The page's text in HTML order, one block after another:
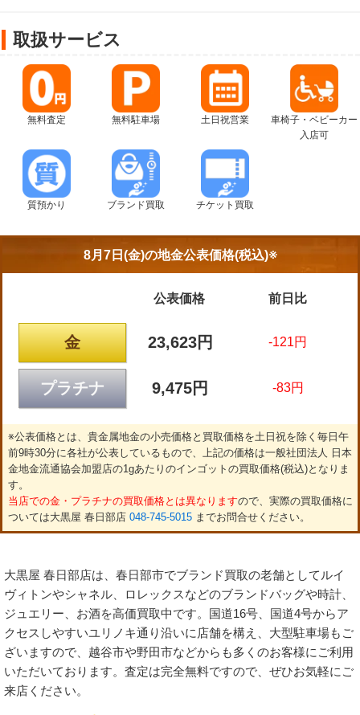
取扱サービス
無料査定 無料駐車場 土日祝営業
車椅子・ベビーカー
入店可
質預かり ブランド買取 チケット買取
8月7日(金)の地金公表価格(税込)※
公表価格 前日比
金 23,623円 -121円
プラチナ 9,475円 -83円
※公表価格とは、貴金属地金の小売価格と買取価格を土日祝を除く毎日午
前9時30分に各社が公表しているもので、上記の価格は一般社団法人 日本
金地金流通協会加盟店の1gあたりのインゴットの買取価格(税込)となりま
す。
当店での金・プラチナの買取価格とは異なりますので、実際の買取価格に
ついては大黒屋 春日部店 048-745-5015までお問合せください。
大黒屋 春日部店は、春日部市でブランド買取の老舗としてルイ
ヴィトンやシャネル、ロレックスなどのブランドバッグや時計、
ジュエリー、お酒を高価買取中です。国道16号、国道4号からア
クセスしやすいユリノキ通り沿いに店舗を構え、大型駐車場もご
ざいますので、越谷市や野田市などからも多くのお客様にご利用
いただいております。査定は完全無料ですので、ぜひお気軽にご
来店ください。